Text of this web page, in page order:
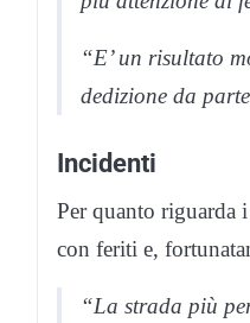
“E’ un risultato
dedizione da
Incidenti
Per quanto riguarda
con feriti e,
“La strada più